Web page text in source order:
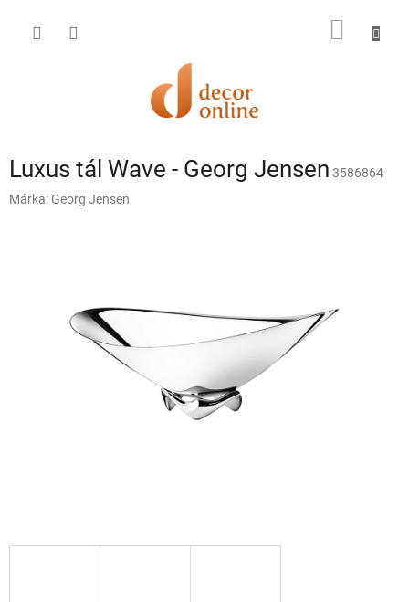
KOSÁR
Luxus tál Wave - Georg Jensen 3586864
Márka: Georg Jensen